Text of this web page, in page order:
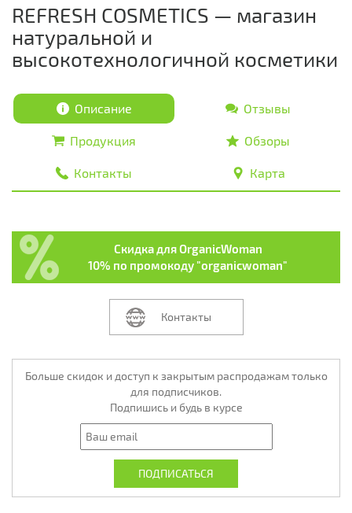
REFRESH COSMETICS — магазин
натуральной и
высокотехнологичной косметики
Описание Отзывы
Продукция Обзоры
Контакты Карта
Скидка для OrganicWoman
10% по промокоду "organicwoman"
Контакты
Больше скидок и доступ к закрытым распродажам только
для подписчиков.
Подпишись и будь в курсе